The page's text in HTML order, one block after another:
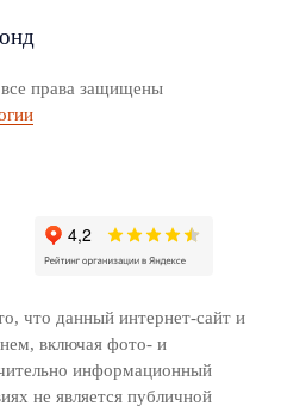
права защищены
что данный интернет-сайт и
включая фото- и
информационный
не является публичной